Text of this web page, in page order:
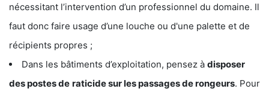
nécessitant l’intervention d’un professionnel du domaine. Il
faut donc faire usage d’une louche ou d'une palette et de
récipients propres ;
Dans les bâtiments d’exploitation, pensez à disposer
des postes de raticide sur les passages de rongeurs. Pour